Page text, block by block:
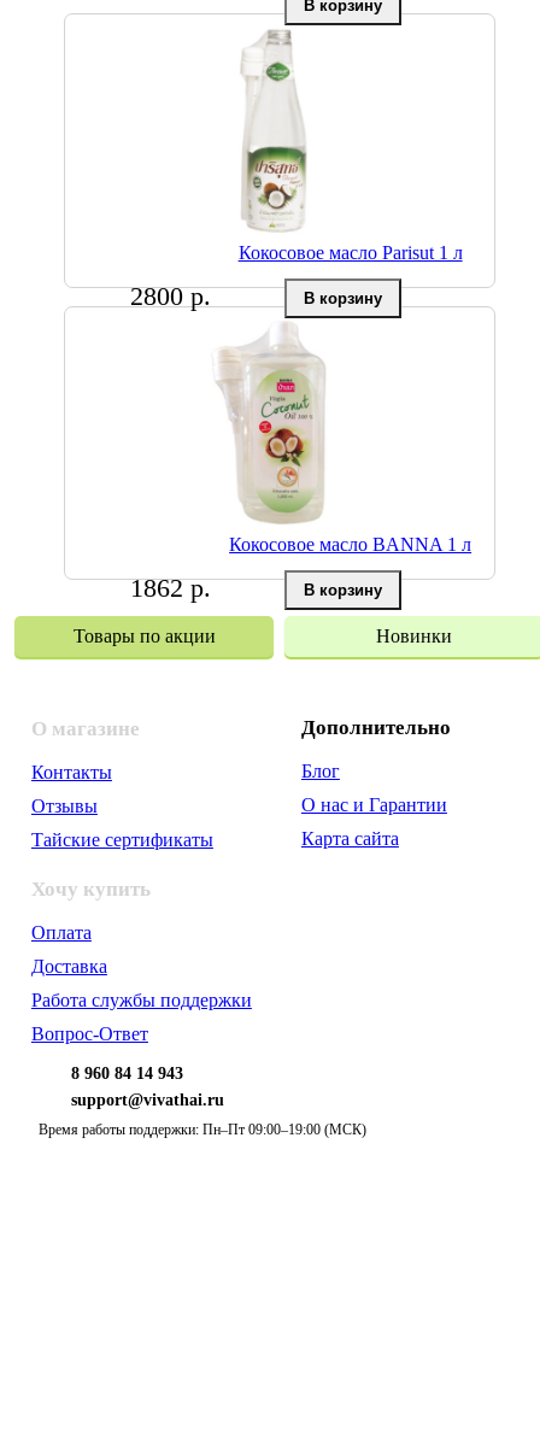
Кокосовое масло Parisut 1 л
2800 р.
Кокосовое масло BANNA 1 л
1862 р.
Товары по акции Новинки
О магазине
Контакты
Отзывы
Тайские сертификаты
Хочу купить
Оплата
Доставка
Работа службы поддержки
Вопрос-Ответ
Дополнительно
Блог
О нас и Гарантии
Карта сайта
8 960 84 14 943
support@vivathai.ru
Время работы поддержки: Пн–Пт 09:00–19:00 (МСК)